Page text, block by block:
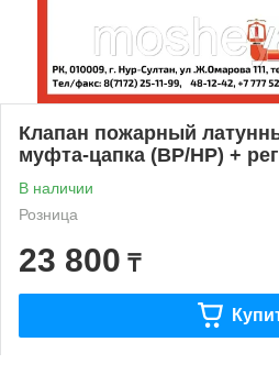
Клапан пожарный
муфта-цапка (ВР/НР) +
В наличии
Розница
23 800 ₸